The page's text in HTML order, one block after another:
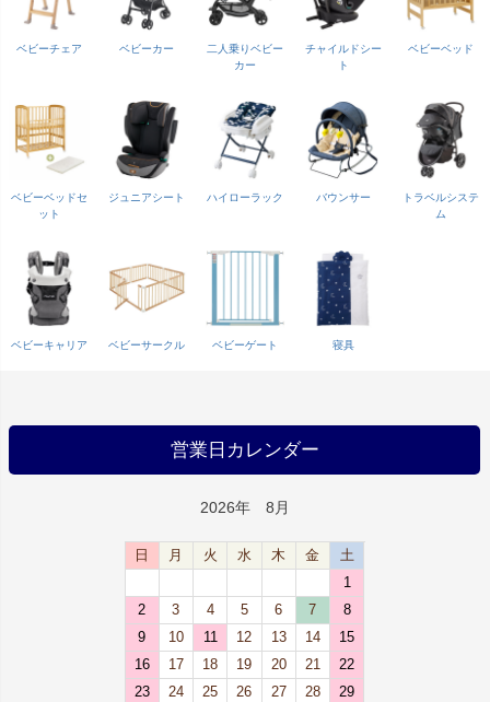
ベビーチェア ベビーカー
二人乗りベビー
カー
チャイルドシー
ト
ベビーベッド
ベビーベッドセ
ット
ジュニアシート ハイローラック バウンサー
トラベルシステ
ム
ベビーキャリア ベビーサークル ベビーゲート 寝具
営業日カレンダー
2026年 8月
日 月 火 水 木 金
土
1
2
3 4 5 6 7
8
9
10 11 12 13 14
15
16
17 18 19 20 21
22
23
24 25 26 27 28
29